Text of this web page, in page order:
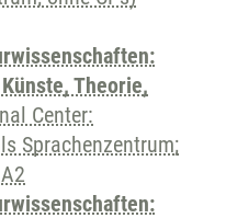
Theorie,
Center:
Sprachenzentrum;